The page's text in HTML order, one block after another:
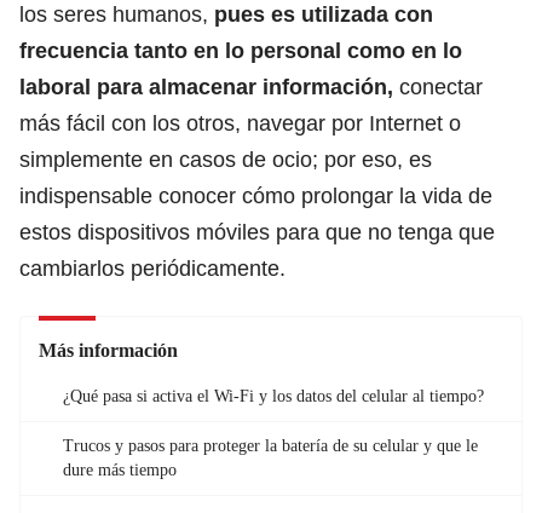
los seres humanos, pues es utilizada con
frecuencia tanto en lo personal como en lo
laboral para almacenar información, conectar
más fácil con los otros, navegar por Internet o
simplemente en casos de ocio; por eso, es
indispensable conocer cómo prolongar la vida de
estos dispositivos móviles para que no tenga que
cambiarlos periódicamente.
Más información
¿Qué pasa si activa el Wi-Fi y los datos del celular al tiempo?
Trucos y pasos para proteger la batería de su celular y que le
dure más tiempo